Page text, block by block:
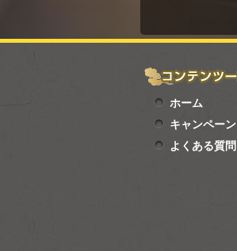
ホーム
キャンペーン
よくある質問